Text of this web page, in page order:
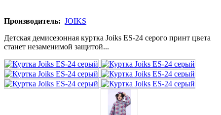
Производитель: JOIKS
Детская демисезонная куртка Joiks ES-24 серого принт цвета
станет незаменимой защитой...